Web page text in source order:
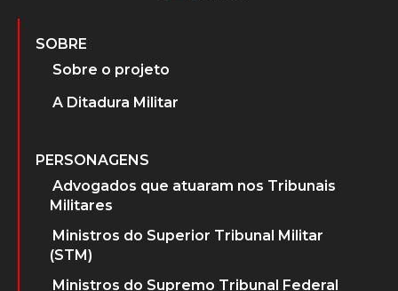
SOBRE
Sobre o projeto
A Ditadura Militar
PERSONAGENS
Advogados que atuaram nos Tribunais
Militares
Ministros do Superior Tribunal Militar
(STM)